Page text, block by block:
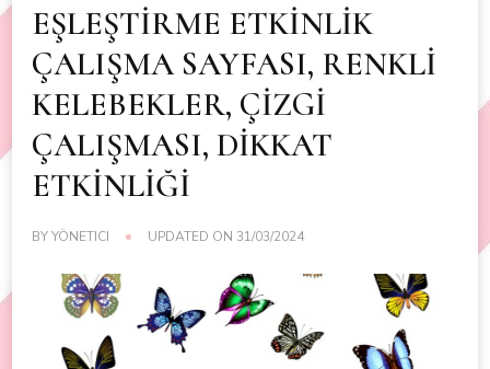
EŞLEŞTİRME ETKİNLİK
ÇALIŞMA SAYFASI, RENKLİ
KELEBEKLER, ÇİZGİ
ÇALIŞMASI, DİKKAT
ETKİNLİĞİ
BYYÖNETICI UPDATED ON 31/03/2024